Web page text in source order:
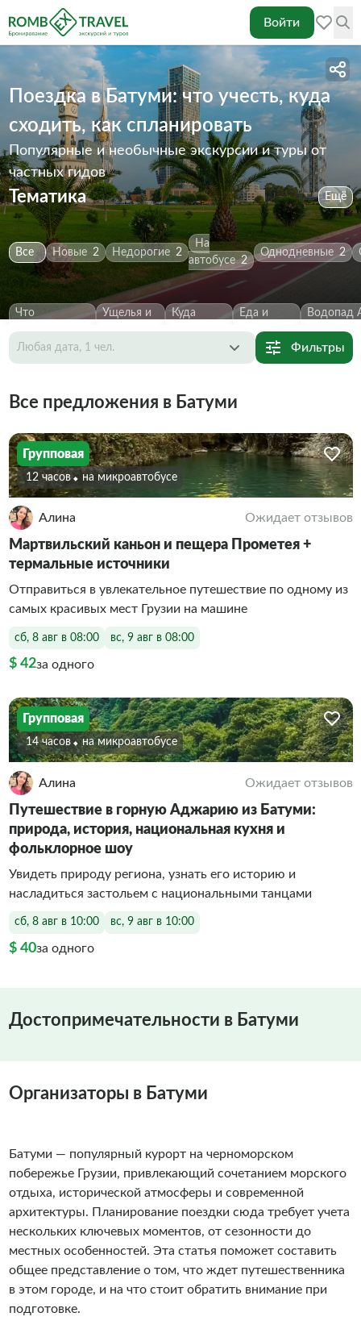
Войти
Поездка в Батуми: что учесть, куда
сходить, как спланировать
Популярные и необычные экскурсии и туры от
частных гидов
Тематика Ещё
Все Новые 2 Недорогие 2
На
автобусе 2
Однодневные 2
Что
посмотреть 2
Ущелья и
каньоны 2
Куда
сходить 2
Еда и
напитки 1
Водопад
Любая дата, 1 чел.
Фильтры
Все предложения в Батуми
Групповая
12 часов На микроавтобусе
Алина Ожидает отзывов
Мартвильский каньон и пещера Прометея +
термальные источники
Отправиться в увлекательное путешествие по одному из
самых красивых мест Грузии на машине
сб, 8 авг в 08:00 вс, 9 авг в 08:00
$ 42за одного
Групповая
14 часов На микроавтобусе
Алина Ожидает отзывов
Путешествие в горную Аджарию из Батуми:
природа, история, национальная кухня и
фольклорное шоу
Увидеть природу региона, узнать его историю и
насладиться застольем с национальными танцами
сб, 8 авг в 10:00 вс, 9 авг в 10:00
$ 40за одного
Достопримечательности в Батуми
Организаторы в Батуми
Батуми — популярный курорт на черноморском
побережье Грузии, привлекающий сочетанием морского
отдыха, исторической атмосферы и современной
архитектуры. Планирование поездки сюда требует учета
нескольких ключевых моментов, от сезонности до
местных особенностей. Эта статья поможет составить
общее представление о том, что ждет путешественника
в этом городе, и на что стоит обратить внимание при
подготовке.